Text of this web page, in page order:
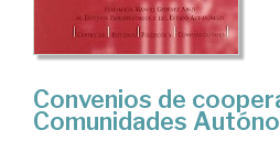
Convenios de
Comunidades